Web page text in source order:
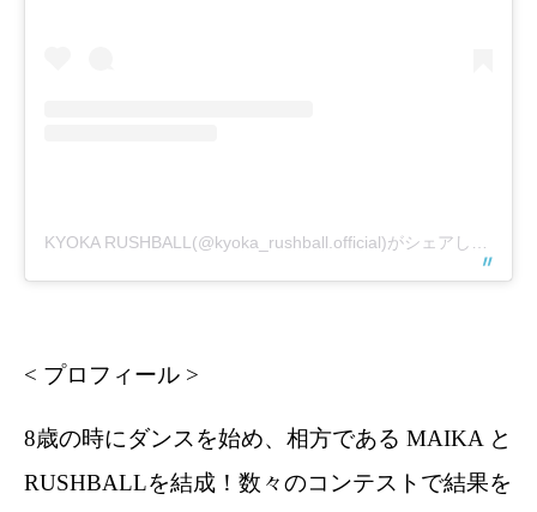
< プロフィール >
8歳の時にダンスを始め、相方である MAIKA と
RUSHBALLを結成！数々のコンテストで結果を